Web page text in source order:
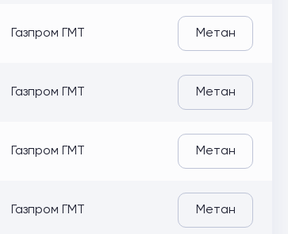
Газпром ГМТ Метан
Газпром ГМТ Метан
Газпром ГМТ Метан
Газпром ГМТ Метан